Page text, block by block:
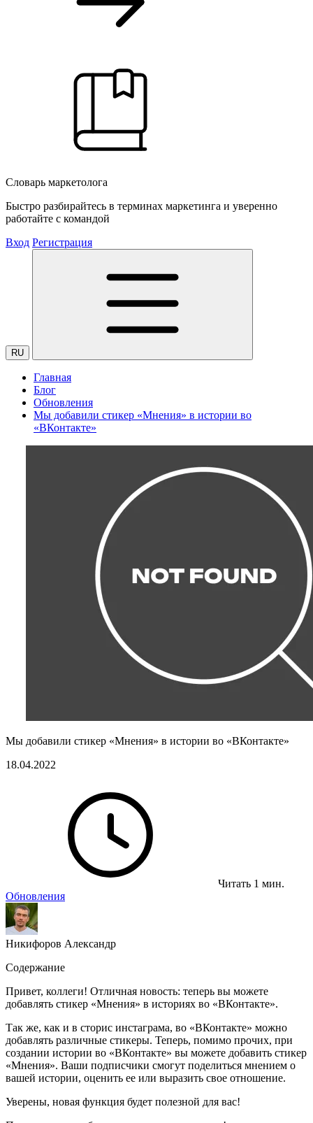
Словарь маркетолога
Быстро разбирайтесь в терминах маркетинга и уверенно
работайте с командой
Вход Регистрация
RU
Главная
Блог
Обновления
Мы добавили стикер «Мнения» в истории во
«ВКонтакте»
Мы добавили стикер «Мнения» в истории во «ВКонтакте»
18.04.2022
Читать 1 мин.
Обновления
Никифоров Александр
Содержание
Привет, коллеги! Отличная новость: теперь вы можете
добавлять стикер «Мнения» в историях во «ВКонтакте».
Так же, как и в сторис инстаграма, во «ВКонтакте» можно
добавлять различные стикеры. Теперь, помимо прочих, при
создании истории во «ВКонтакте» вы можете добавить стикер
«Мнения». Ваши подписчики смогут поделиться мнением о
вашей истории, оценить ее или выразить свое отношение.
Уверены, новая функция будет полезной для вас!